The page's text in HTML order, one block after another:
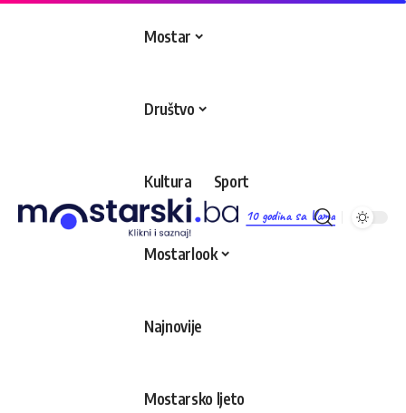
10 godina sa Vama
Mostar
Društvo
Kultura Sport
Mostarlook
Najnovije
Mostarsko ljeto